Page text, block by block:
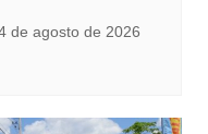
de agosto de 2026